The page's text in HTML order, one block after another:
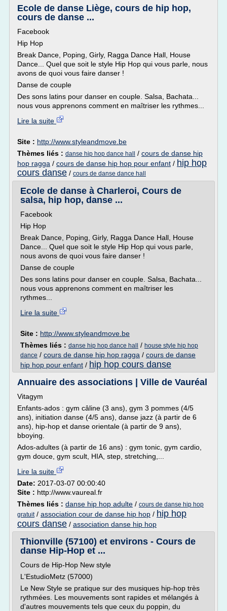
Ecole de danse Liège, cours de hip hop,
cours de danse ...
Facebook
Hip Hop
Break Dance, Poping, Girly, Ragga Dance Hall, House
Dance... Quel que soit le style Hip Hop qui vous parle, nous
avons de quoi vous faire danser !
Danse de couple
Des sons latins pour danser en couple. Salsa, Bachata...
nous vous apprenons comment en maîtriser les rythmes...
Lire la suite
Site : http://www.styleandmove.be
Thèmes liés : danse hip hop dance hall / cours de danse hip
hop ragga / cours de danse hip hop pour enfant / hip hop
cours danse / cours de danse dance hall
Ecole de danse à Charleroi, Cours de
salsa, hip hop, danse ...
Facebook
Hip Hop
Break Dance, Poping, Girly, Ragga Dance Hall, House
Dance... Quel que soit le style Hip Hop qui vous parle,
nous avons de quoi vous faire danser !
Danse de couple
Des sons latins pour danser en couple. Salsa, Bachata...
nous vous apprenons comment en maîtriser les
rythmes...
Lire la suite
Site : http://www.styleandmove.be
Thèmes liés : danse hip hop dance hall / house style hip hop
dance / cours de danse hip hop ragga / cours de danse
hip hop pour enfant / hip hop cours danse
Annuaire des associations | Ville de Vauréal
Vitagym
Enfants-ados : gym câline (3 ans), gym 3 pommes (4/5
ans), initiation danse (4/5 ans), danse jazz (à partir de 6
ans), hip-hop et danse orientale (à partir de 9 ans),
bboying.
Ados-adultes (à partir de 16 ans) : gym tonic, gym cardio,
gym douce, gym scult, HIA, step, stretching,...
Lire la suite
Date: 2017-03-07 00:00:40
Site : http://www.vaureal.fr
Thèmes liés : danse hip hop adulte / cours de danse hip hop
gratuit/ association cour de danse hip hop / hip hop
cours danse / association danse hip hop
Thionville (57100) et environs - Cours de
danse Hip-Hop et ...
Cours de Hip-Hop New style
L'EstudioMetz (57000)
Le New Style se pratique sur des musiques hip-hop très
rythmées. Les mouvements sont rapides et mélangés à
d'autres mouvements tels que ceux du poppin, du